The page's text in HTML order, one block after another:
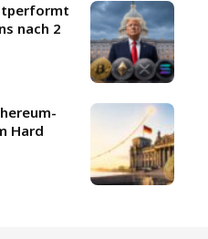
nach 2
Hard